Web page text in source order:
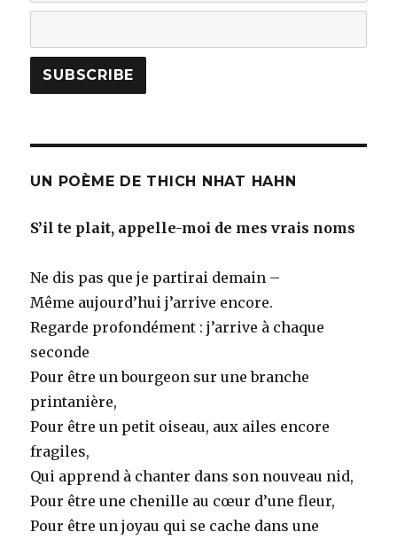
UN POÈME DE THICH NHAT HAHN
S’il te plait, appelle-moi de mes vrais noms
Ne dis pas que je partirai demain –
Même aujourd’hui j’arrive encore.
Regarde profondément : j’arrive à chaque
seconde
Pour être un bourgeon sur une branche
printanière,
Pour être un petit oiseau, aux ailes encore
fragiles,
Qui apprend à chanter dans son nouveau nid,
Pour être une chenille au cœur d’une fleur,
Pour être un joyau qui se cache dans une